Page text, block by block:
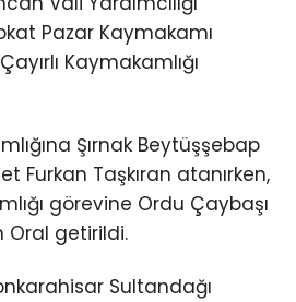
Pazar Kaymakamı
Kaymakamlığı
Şırnak Beytüşşebap
Furkan Taşkıran atanırken,
görevine Ordu Çaybaşı
Oral getirildi.
Sultandağı